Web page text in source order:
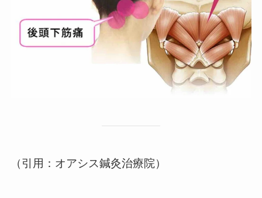
（引用：オアシス鍼灸治療院）